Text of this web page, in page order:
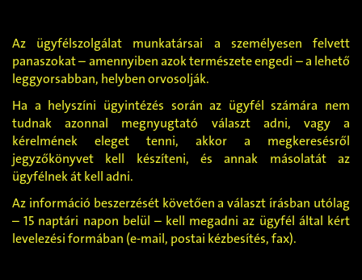
Az ügyfélszolgálat munkatársai a személyesen felvett
panaszokat – amennyiben azok természete engedi – a lehető
leggyorsabban, helyben orvosolják.
Ha a helyszíni ügyintézés során az ügyfél számára nem
tudnak azonnal megnyugtató választ adni, vagy a
kérelmének eleget tenni, akkor a megkeresésről
jegyzőkönyvet kell készíteni, és annak másolatát az
ügyfélnek át kell adni.
Az információ beszerzését követően a választ írásban utólag
– 15 naptári napon belül – kell megadni az ügyfél által kért
levelezési formában (e-mail, postai kézbesítés, fax).